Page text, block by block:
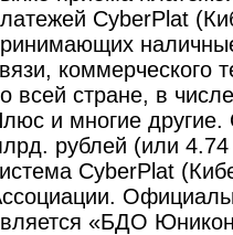
CyberPlat
коммерческого
всей стране, в
и многие другие.
рублей (или
CyberPlat
«БДО